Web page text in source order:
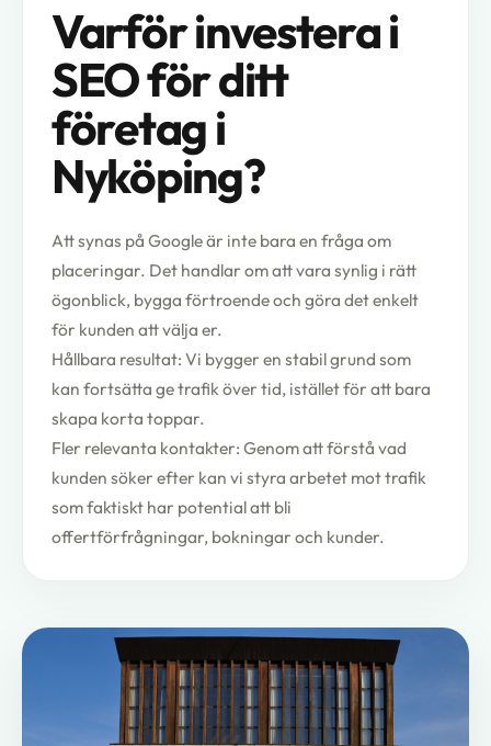
Varför investera i
SEO för ditt
företag i
Nyköping?
Att synas på Google är inte bara en fråga om
placeringar. Det handlar om att vara synlig i rätt
ögonblick, bygga förtroende och göra det enkelt
för kunden att välja er.
Hållbara resultat: Vi bygger en stabil grund som
kan fortsätta ge trafik över tid, istället för att bara
skapa korta toppar.
Fler relevanta kontakter: Genom att förstå vad
kunden söker efter kan vi styra arbetet mot trafik
som faktiskt har potential att bli
offertförfrågningar, bokningar och kunder.